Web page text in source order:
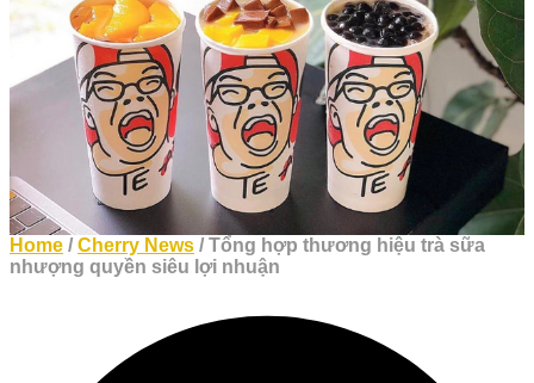
Home / Cherry News / Tổng hợp thương hiệu trà sữa
nhượng quyền siêu lợi nhuận